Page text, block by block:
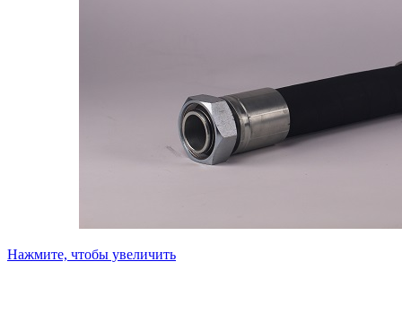
Нажмите, чтобы увеличить